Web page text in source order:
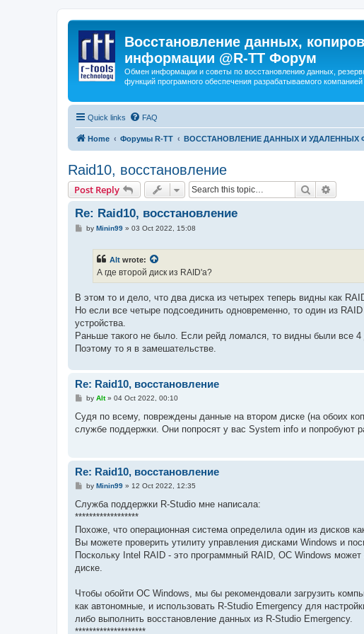
Восстановление данных,
информации @R-TT Форум
Обмен информации и советы по восстановлению данных,
функций програмного обеспечения разрабатываемого компанией
Quick links FAQ
Home Форумы R-TT ВОССТАНОВЛЕНИЕ ДАННЫХ И УДАЛЕННЫХ
Raid10, восстановление
Post Reply Search
Re: Raid10, восстановление
Pby Minin99» 03 Oct 2022, 15:08
Alt wrote:
А где второй диск из RAID'а?
В этом то и дело, что два диска из четырех теперь видны как
Но если все четыре подсоединить одновременно, то один из
устройства.
Раньше такого не было. Если рейд ломался, то видны были все 4
Поэтому то я в замешательстве.
Re: Raid10, восстановление
P
s
t
by Alt» 04 Oct 2022, 00:10
Судя по всему, повреждены данные на втором диске (на обоих
службе поддержки. Они попросят у вас System info и попробуют
Re: Raid10, восстановление
P
s
by Minin99» 12 Oct 2022, 12:35
Служба поддержки R-Studio мне написала:
******************
Похоже, что операционная система определила один из дисков
Вы можете проверить утилиту управления дисками Windows и
Поскольку Intel RAID - это программный RAID, ОС Windows
диске.
Чтобы обойти ОС Windows, мы бы рекомендовали загрузить
как автономные, и использовать R-Studio Emergency для
либо выполнить восстановление данных из R-Studio Emergency.
********************